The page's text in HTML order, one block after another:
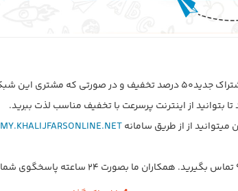
شما در نظر گرفته است.
از اینترنت پرسرعت با تخفیف مناسب لذت ببرید.
از از طریق سامانهMY.KHALIJFARSONLINE.NET